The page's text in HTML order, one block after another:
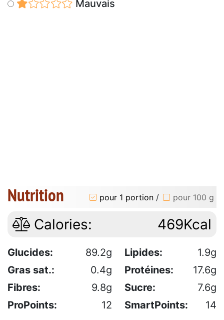
Mauvais
Nutrition pour 1 portion / pour 100 g
Calories: 469Kcal
Glucides: 89.2g Lipides:
1.9g
Gras sat.:
0.4g Protéines:
17.6g
Fibres:
9.8g Sucre:
7.6g
ProPoints:
12 SmartPoints: 14